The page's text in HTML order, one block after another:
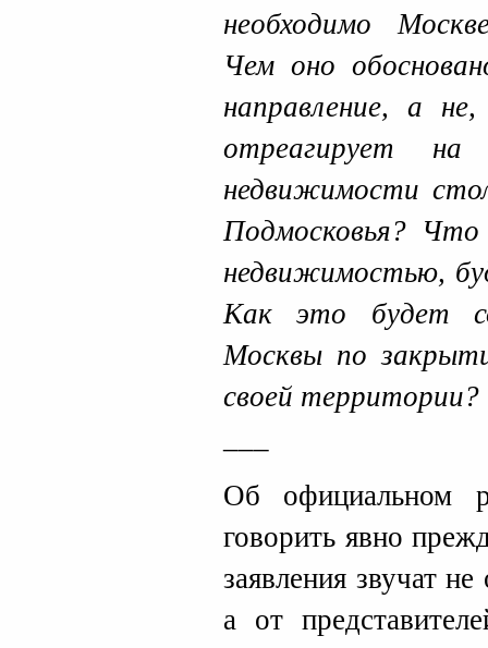
необходимо
Чем оно
направление, а
отреагирует
недвижимости
Подмосковья? Что
недвижимостью,
Как это будет
Москвы по
своей территории?
Об официальном
говорить явно
заявления звучат
а от